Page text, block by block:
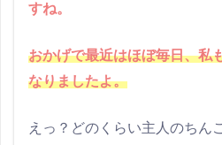
すね。
おかげで最近はほぼ毎日、私
なりましたよ。
えっ？どのくらい主人のちん